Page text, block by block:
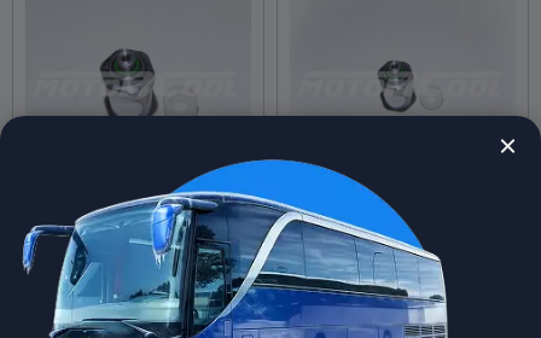
Датчик давления RC-U0406
высокое — 28 кг, низкое — 2 кг
(наружняя резьба 3/8-24UNF).
spares-theme
Датчик давления, высокое — 28
Датчик давления RC-U0407
высокое — 32 кг, низкое — 2 кг
(наружняя резьба 3/8-24UNF).
spares-theme
Датчик давления, высокое — 32